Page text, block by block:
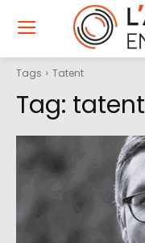
Tags Tatent
Tag: tatent